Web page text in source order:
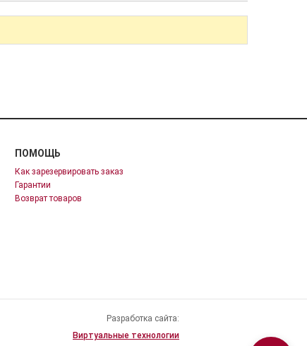
ПОМОЩЬ
Как зарезервировать заказ
Гарантии
Возврат товаров
Разработка сайта:
Виртуальные технологии